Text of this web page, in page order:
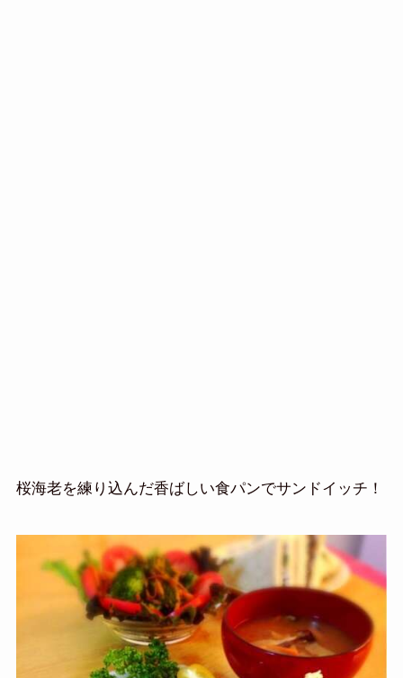
桜海老を練り込んだ香ばしい食パンでサンドイッチ！